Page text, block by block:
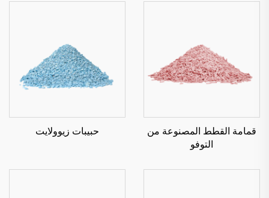
قمامة القطط المصنوعة من
التوفو
حبيبات زيوولايت